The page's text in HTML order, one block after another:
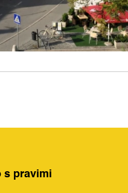
s pravimi